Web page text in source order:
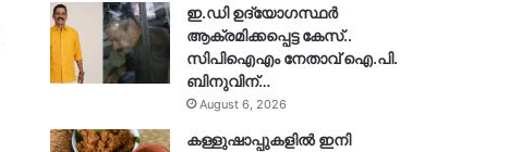
ഇ.ഡി ഉദ്യോഗസ്ഥർ
ആക്രമിക്കപ്പെട്ട കേസ്..
സിപിഐഎം നേതാവ് ഐ.പി.
ബിനുവിന്…
August 6, 2026
കള്ളുഷാപ്പുകളിൽ ഇനി